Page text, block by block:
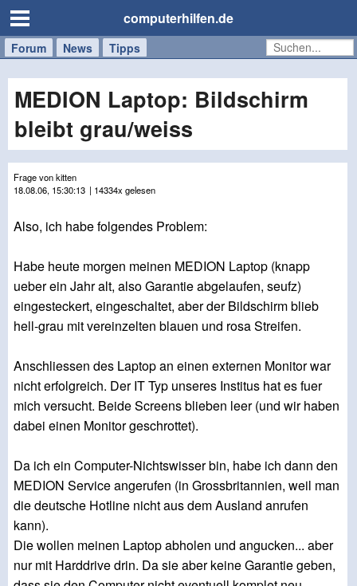
computerhilfen.de
Forum News Tipps
Handy
Tablet
Windows
Mac
MEDION Laptop: Bildschirm
bleibt grau/weiss
Frage von kitten
18.08.06, 15:30:13 | 14334x gelesen
Also, ich habe folgendes Problem:
Habe heute morgen meinen MEDION Laptop (knapp
ueber ein Jahr alt, also Garantie abgelaufen, seufz)
eingesteckert, eingeschaltet, aber der Bildschirm blieb
hell-grau mit vereinzelten blauen und rosa Streifen.
Anschliessen des Laptop an einen externen Monitor war
nicht erfolgreich. Der IT Typ unseres Institus hat es fuer
mich versucht. Beide Screens blieben leer (und wir haben
dabei einen Monitor geschrottet).
Da ich ein Computer-Nichtswisser bin, habe ich dann den
MEDION Service angerufen (in Grossbritannien, weil man
die deutsche Hotline nicht aus dem Ausland anrufen
kann).
Die wollen meinen Laptop abholen und angucken... aber
nur mit Harddrive drin. Da sie aber keine Garantie geben,